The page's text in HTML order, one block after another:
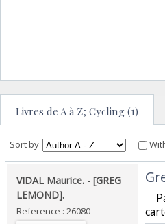
Livres de A à Z; Cycling (1)
Sort by
‎VIDAL Maurice. - [GREG
LEMOND].‎
Reference : 26080